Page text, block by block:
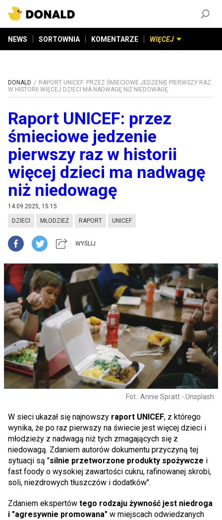
NEWS SORTOWNIA KOMENTARZE WIĘCEJ
DONALD
RAPORT UNICEF: PRZEZ ŚMIECIOWE JEDZENIE PIERWSZY RAZ
W HISTORII WIĘCEJ DZIECI MA NADWAGĘ NIŻ NIEDOWAGĘ
Raport UNICEF: przez
śmieciowe jedzenie
pierwszy raz w historii
więcej dzieci ma nadwagę
niż niedowagę
14.09.2025, 15:15
DZIECI MŁODZIEŻ RAPORT UNICEF
WYŚLIJ
Fot.: Annie Spratt - Unsplash
W sieci ukazał się najnowszy raport UNICEF, z którego
wynika, że po raz pierwszy na świecie jest więcej dzieci i
młodzieży z nadwagą niż tych zmagających się z
niedowagą. Zdaniem autorów dokumentu przyczyną tej
sytuacji są "silnie przetworzone produkty spożywcze i
fast foody o wysokiej zawartości cukru, rafinowanej skrobi,
soli, niezdrowych tłuszczów i dodatków".
Zdaniem ekspertów tego rodzaju żywność jest niedroga
i "agresywnie promowana" w miejscach odwiedzanych